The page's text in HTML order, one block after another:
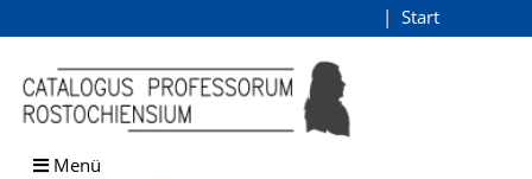
Browsen
direkt zum Inhalt
Start
Menü